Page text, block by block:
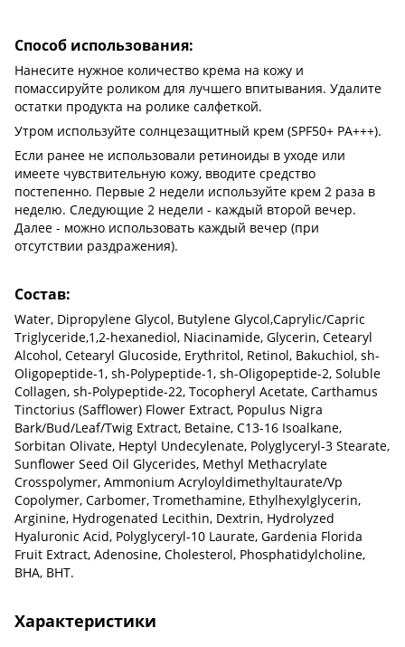
Способ использования:
Нанесите нужное количество крема на кожу и
помассируйте роликом для лучшего впитывания. Удалите
остатки продукта на ролике салфеткой.
Утром используйте солнцезащитный крем (SPF50+ PA+++).
Если ранее не использовали ретиноиды в уходе или
имеете чувствительную кожу, вводите средство
постепенно. Первые 2 недели используйте крем 2 раза в
неделю. Следующие 2 недели - каждый второй вечер.
Далее - можно использовать каждый вечер (при
отсутствии раздражения).
Состав:
Water, Dipropylene Glycol, Butylene Glycol,Caprylic/Capric
Triglyceride,1,2-hexanediol, Niacinamide, Glycerin, Cetearyl
Alcohol, Cetearyl Glucoside, Erythritol, Retinol, Bakuchiol, sh-
Oligopeptide-1, sh-Polypeptide-1, sh-Oligopeptide-2, Soluble
Collagen, sh-Polypeptide-22, Tocopheryl Acetate, Carthamus
Tinctorius (Safflower) Flower Extract, Populus Nigra
Bark/Bud/Leaf/Twig Extract, Betaine, C13-16 Isoalkane,
Sorbitan Olivate, Heptyl Undecylenate, Polyglyceryl-3 Stearate,
Sunflower Seed Oil Glycerides, Methyl Methacrylate
Crosspolymer, Ammonium Acryloyldimethyltaurate/Vp
Copolymer, Carbomer, Tromethamine, Ethylhexylglycerin,
Arginine, Hydrogenated Lecithin, Dextrin, Hydrolyzed
Hyaluronic Acid, Polyglyceryl-10 Laurate, Gardenia Florida
Fruit Extract, Adenosine, Cholesterol, Phosphatidylcholine,
BHA, BHT.
Характеристики